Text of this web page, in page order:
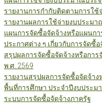
รายงานการกำกับติดตามการใ
รายงานผลการใช้จ่ายงบประมา
แผนการจัดซื้อจัดจ้างหรือแผนก
ประกาศต่าง ๆ เกี่ยวกับการจัดซื้
สรุปผลการจัดซื้อจัดจ้างหรือกา
พ.ศ. 2569
รายงานสรุปผลการจัดซื้อจัดจ้า
พื้นที่การศึกษา ประจำปีงบประม
ระบบการจัดซื้อจัดจ้างภาครัฐ